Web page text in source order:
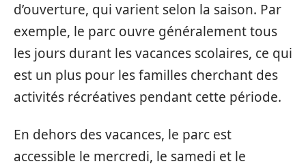
d’ouverture, qui varient selon la saison. Par
exemple, le parc ouvre généralement tous
les jours durant les vacances scolaires, ce qui
est un plus pour les familles cherchant des
activités récréatives pendant cette période.
En dehors des vacances, le parc est
accessible le mercredi, le samedi et le